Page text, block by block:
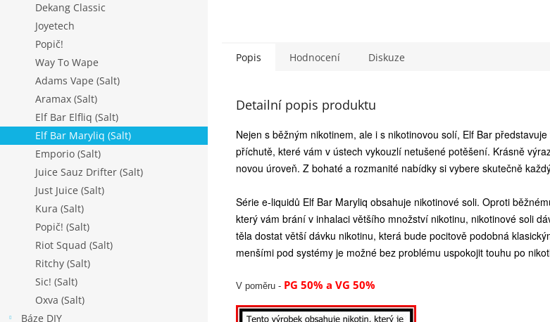
Dekang Classic
Joyetech
Popič!
Way To Wape
Adams Vape (Salt)
Aramax (Salt)
Elf Bar Elfliq (Salt)
Elf Bar Maryliq (Salt)
Emporio (Salt)
Juice Sauz Drifter (Salt)
Just Juice (Salt)
Kura (Salt)
Popič! (Salt)
Riot Squad (Salt)
Ritchy (Salt)
Sic! (Salt)
Oxva (Salt)
Báze DIY
Popis Hodnocení Diskuze
Detailní popis produktu
Nejen s běžným nikotinem, ale i s nikotinovou solí, Elf Bar
příchutě, které vám v ústech vykouzlí netušené potěšení. Krásně
novou úroveň. Z bohaté a rozmanité nabídky si vybere skutečně
Série e-liquidů Elf Bar Maryliq obsahuje nikotinové soli. Oproti
který vám brání v inhalaci většího množství nikotinu, nikotinové soli
těla dostat větší dávku nikotinu, která bude pocitově podobná
menšími pod systémy je možné bez problému uspokojit touhu po
V poměru - PG 50% a VG 50%